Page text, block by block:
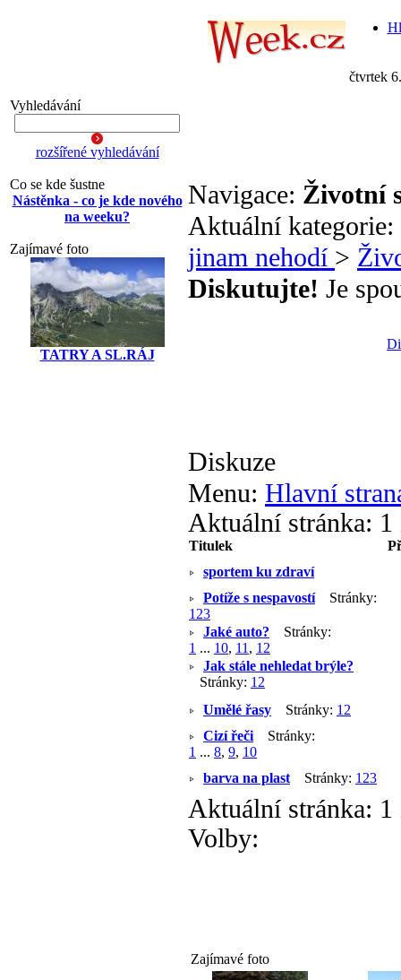
čtvrtek
Vyhledávání
rozšířené vyhledávání
Co se kde šustne
Nástěnka - co je kde nového
na weeku?
Zajímavé foto
TATRY A SL.RÁJ
Navigace: Životní
Aktuální kategorie:
jinam nehodí >
Diskutujte! Je
Diskuze
Menu: Hlavní
Aktuální stránka: 1
Titulek
sportem ku zdraví
Potíže s nespavostí
Stránky:
1 23
Jaké auto?
Stránky:
1 ... 10, 11 , 12
Jak stále nehledat brýle?
Stránky: 1 2
Umělé řasy
Stránky: 1 2
Cizí řeči
Stránky:
1 ... 8, 9, 10
barva na plast
Stránky: 1 23
Aktuální stránka: 1
Volby:
Zajímavé foto